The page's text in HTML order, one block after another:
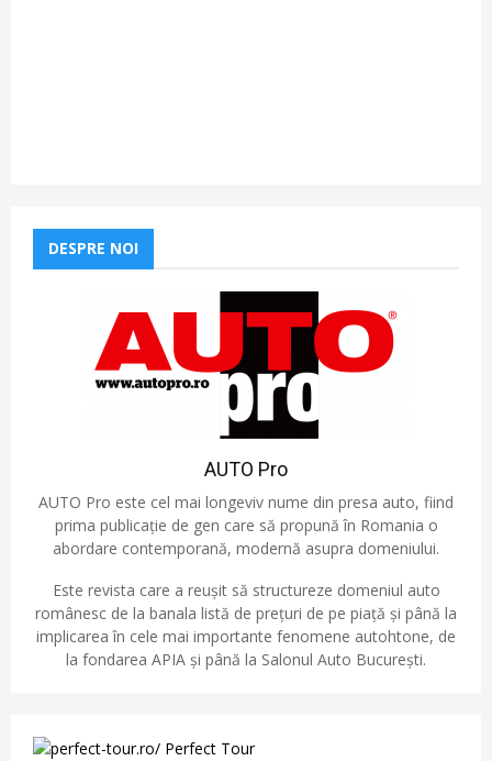
DESPRE NOI
AUTO Pro
AUTO Pro este cel mai longeviv nume din presa auto, fiind
prima publicație de gen care să propună în Romania o
abordare contemporană, modernă asupra domeniului.
Este revista care a reușit să structureze domeniul auto
românesc de la banala listă de prețuri de pe piață și până la
implicarea în cele mai importante fenomene autohtone, de
la fondarea APIA și până la Salonul Auto București.